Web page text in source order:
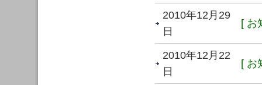
2010年12月29
日
[ お
2010年12月22
日
[ お